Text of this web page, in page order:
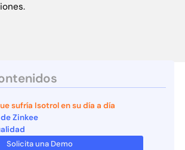
sufría Isotrol en su día a día
Zinkee
Solicita una Demo